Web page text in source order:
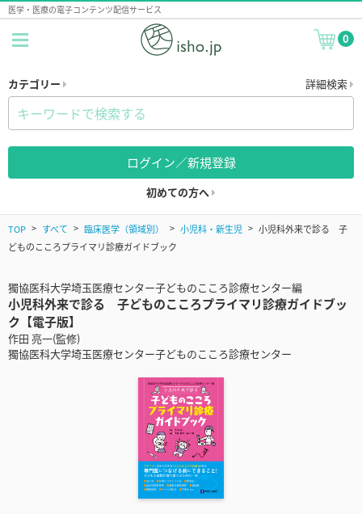
医学・医療の電子コンテンツ配信サービス
0
カテゴリー 詳細検索
ログイン／新規登録
初めての方へ
TOP すべて 臨床医学（領域別） 小児科・新生児
小児科外来で診る 子
どものこころプライマリ診療ガイドブック
獨協医科大学埼玉医療センター子どものこころ診療センター編
小児科外来で診る 子どものこころプライマリ診療ガイドブッ
ク【電子版】
作田 亮一(監修)
獨協医科大学埼玉医療センター子どものこころ診療センター